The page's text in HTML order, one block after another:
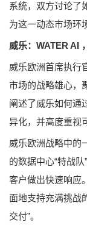
系统，双方讨论了
为这一动态市场环
威乐：WATER AI
威乐欧洲首席执行
市场的战略雄心，
阐述了威乐如何通
异化，并高度重视
威乐欧洲战略中的
的数据中心“特战
客户做出快速响应
面地支持充满挑战
交付”。